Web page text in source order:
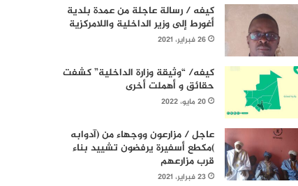
كيفه / رسالة عاجلة من عمدة بلدية
أغورط إلى وزير الداخلية واللامركزية
26 فبراير، 2021
كيفه/ “وثيقة وزارة الداخلية” كشفت
حقائق و أهملت أخرى
20 مايو، 2022
عاجل / مزارعون ووجهاء من (آدوابه
)مكطع أسفيرة يرفضون تشييد بناء
قرب مزارعهم
23 فبراير، 2021